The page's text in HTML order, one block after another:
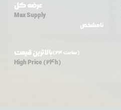
عرضه کل
Max Supply
نامشخص
بالاترین قیمت (24 ساعت)
High Price (24h)